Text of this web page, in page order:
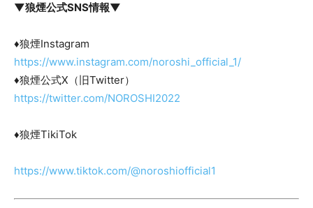
▼狼煙公式SNS情報▼
♦狼煙Instagram
https://www.instagram.com/noroshi_official_1/
♦狼煙公式X（旧Twitter）
https://twitter.com/NOROSHI2022
♦狼煙TikiTok
https://www.tiktok.com/@noroshiofficial1